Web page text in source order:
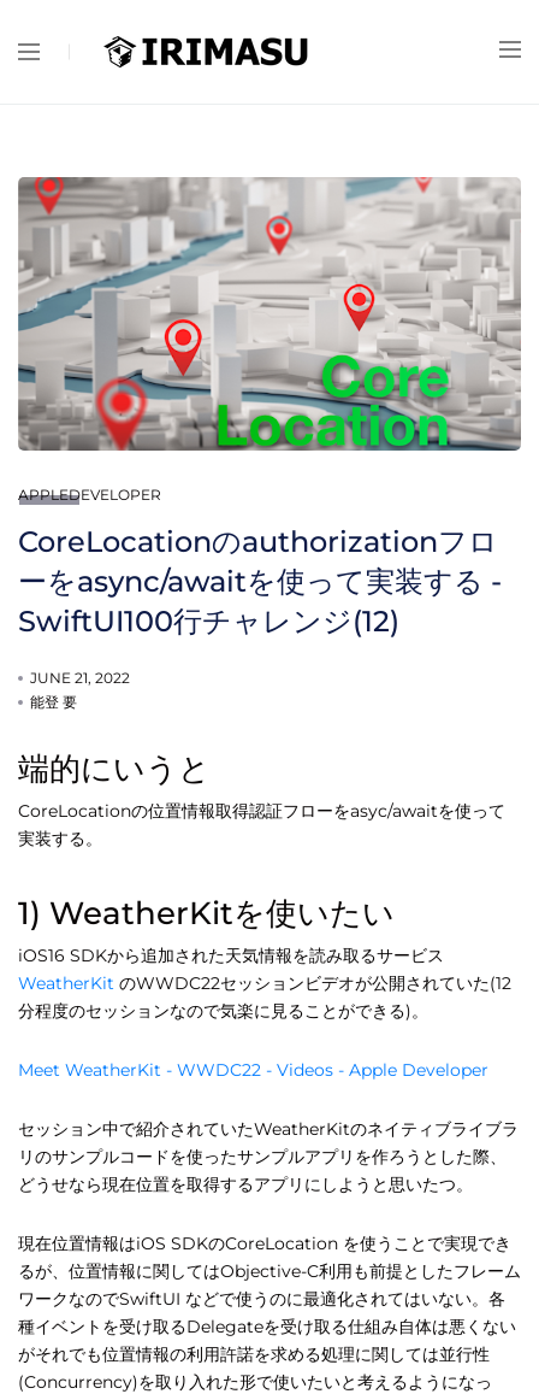
APPLEDEVELOPER
CoreLocationのauthorizationフロ
ーをasync/awaitを使って実装する -
SwiftUI100行チャレンジ(12)
JUNE 21, 2022
能登 要
端的にいうと
CoreLocationの位置情報取得認証フローをasyc/awaitを使って
実装する。
1) WeatherKitを使いたい
iOS16 SDKから追加された天気情報を読み取るサービス
WeatherKit のWWDC22セッションビデオが公開されていた(12
分程度のセッションなので気楽に見ることができる)。
Meet WeatherKit - WWDC22 - Videos - Apple Developer
セッション中で紹介されていたWeatherKitのネイティブライブラ
リのサンプルコードを使ったサンプルアプリを作ろうとした際、
どうせなら現在位置を取得するアプリにしようと思いたつ。
現在位置情報はiOS SDKのCoreLocation を使うことで実現でき
るが、位置情報に関してはObjective-C利用も前提としたフレーム
ワークなのでSwiftUI などで使うのに最適化されてはいない。各
種イベントを受け取るDelegateを受け取る仕組み自体は悪くない
がそれでも位置情報の利用許諾を求める処理に関しては並行性
(Concurrency)を取り入れた形で使いたいと考えるようになっ